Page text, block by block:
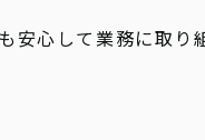
安心して業務に取り